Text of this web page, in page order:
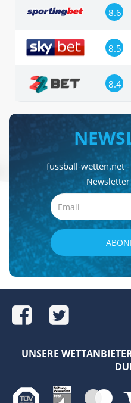
8.6
8.5
8.4
fussball-wetten.net -
UNSERE